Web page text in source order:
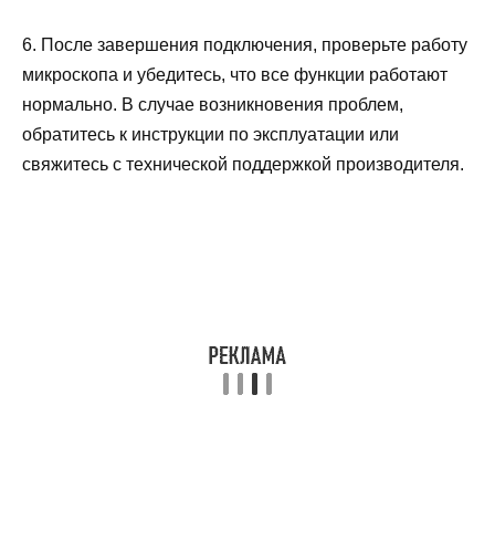
6. После завершения подключения, проверьте работу
микроскопа и убедитесь, что все функции работают
нормально. В случае возникновения проблем,
обратитесь к инструкции по эксплуатации или
свяжитесь с технической поддержкой производителя.